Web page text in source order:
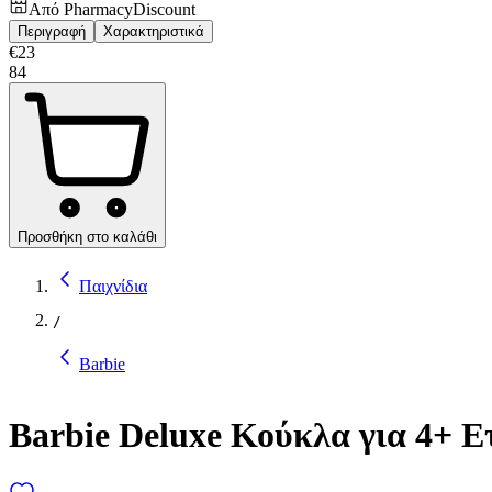
Από PharmacyDiscount
Περιγραφή Χαρακτηριστικά
€23
84
Προσθήκη στο καλάθι
Παιχνίδια
/
Barbie
Barbie Deluxe Κούκλα για 4+